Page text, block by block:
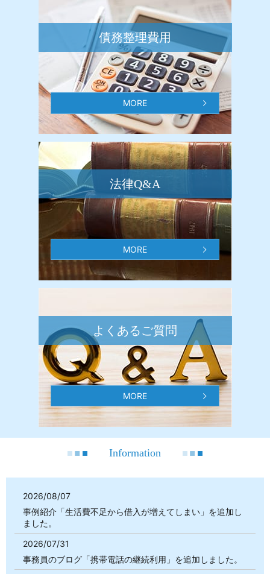
債務整理費用
MORE
法律Q&A
MORE
よくあるご質問
MORE
Information
2026/08/07
事例紹介「生活費不足から借入が増えてしまい」を追加し
ました。
2026/07/31
事務員のブログ「携帯電話の継続利用」を追加しました。